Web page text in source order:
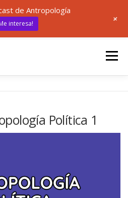
Menú
ARTÍCULOS RECURSOS
Política 1
de Antropología
interesa! +